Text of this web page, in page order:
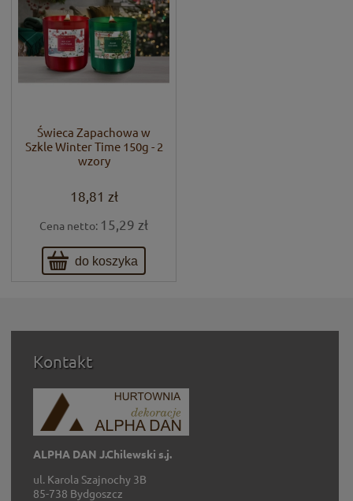
Świeca Zapachowa w
Szkle Winter Time 150g - 2
wzory
18,81 zł
Cena netto: 15,29 zł
do koszyka
Kontakt
ALPHA DAN J.Chilewski s.j.
ul. Karola Szajnochy 3B
85-738 Bydgoszcz